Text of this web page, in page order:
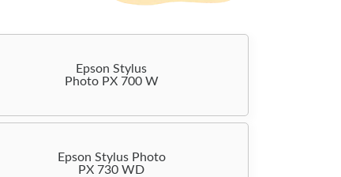
Epson Stylus
Photo PX 700 W
Epson Stylus Photo
PX 730 WD